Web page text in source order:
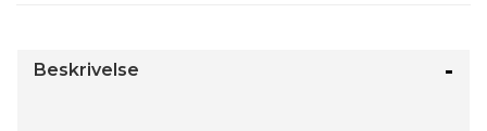
Beskrivelse